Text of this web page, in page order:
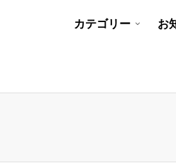
カテゴリー お